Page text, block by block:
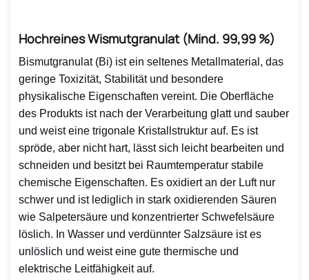
Hochreines Wismutgranulat (mind. 99,99 %)
Bismutgranulat (Bi) ist ein seltenes Metallmaterial, das
geringe Toxizität, Stabilität und besondere
physikalische Eigenschaften vereint. Die Oberfläche
des Produkts ist nach der Verarbeitung glatt und sauber
und weist eine trigonale Kristallstruktur auf. Es ist
spröde, aber nicht hart, lässt sich leicht bearbeiten und
schneiden und besitzt bei Raumtemperatur stabile
chemische Eigenschaften. Es oxidiert an der Luft nur
schwer und ist lediglich in stark oxidierenden Säuren
wie Salpetersäure und konzentrierter Schwefelsäure
löslich. In Wasser und verdünnter Salzsäure ist es
unlöslich und weist eine gute thermische und
elektrische Leitfähigkeit auf.